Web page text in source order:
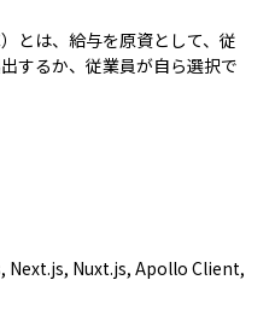
とは、給与を原資として、従
するか、従業員が自ら選択で
Next.js, Nuxt.js, Apollo Client,